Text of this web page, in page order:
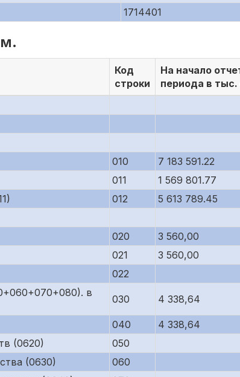
1714401
Код
строки
На начало
периода в
010 7 183 591.22
011 1 569 801.77
012 5 613 789.45
020 3 560,00
021 3 560,00
022
в
030 4 338,64
040 4 338,64
(0620)
050
(0630)
060